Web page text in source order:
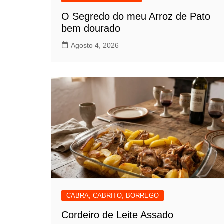
O Segredo do meu Arroz de Pato
bem dourado
Agosto 4, 2026
CABRA, CABRITO, BORREGO
Cordeiro de Leite Assado